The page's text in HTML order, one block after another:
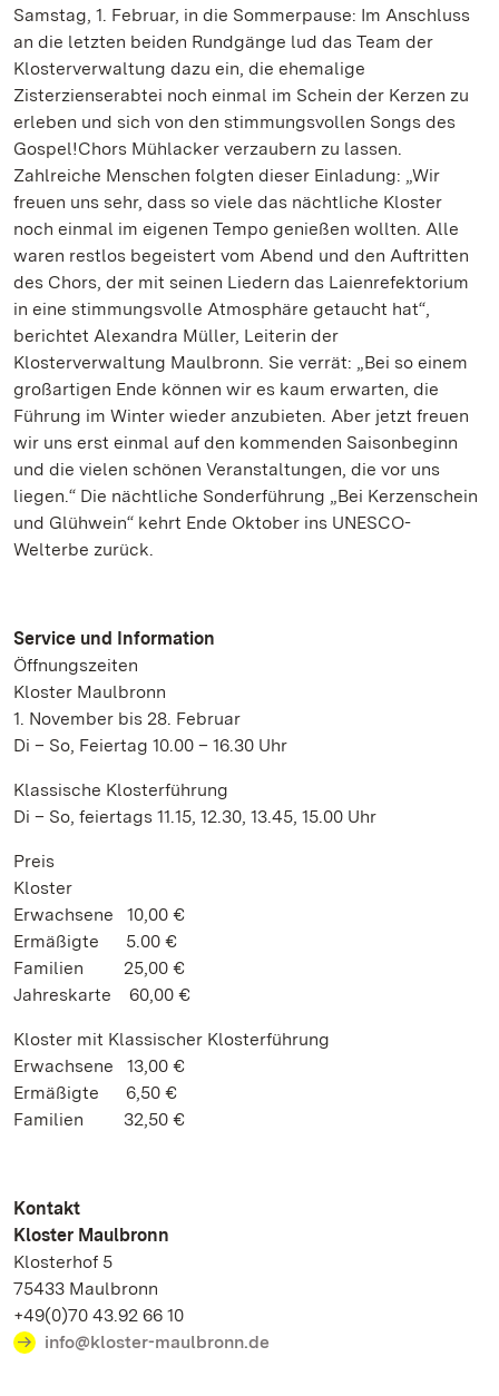
Samstag, 1. Februar, in die Sommerpause: Im Anschluss
an die letzten beiden Rundgänge lud das Team der
Klosterverwaltung dazu ein, die ehemalige
Zisterzienserabtei noch einmal im Schein der Kerzen zu
erleben und sich von den stimmungsvollen Songs des
Gospel!Chors Mühlacker verzaubern zu lassen.
Zahlreiche Menschen folgten dieser Einladung: „Wir
freuen uns sehr, dass so viele das nächtliche Kloster
noch einmal im eigenen Tempo genießen wollten. Alle
waren restlos begeistert vom Abend und den Auftritten
des Chors, der mit seinen Liedern das Laienrefektorium
in eine stimmungsvolle Atmosphäre getaucht hat“,
berichtet Alexandra Müller, Leiterin der
Klosterverwaltung Maulbronn. Sie verrät: „Bei so einem
großartigen Ende können wir es kaum erwarten, die
Führung im Winter wieder anzubieten. Aber jetzt freuen
wir uns erst einmal auf den kommenden Saisonbeginn
und die vielen schönen Veranstaltungen, die vor uns
liegen.“ Die nächtliche Sonderführung „Bei Kerzenschein
und Glühwein“ kehrt Ende Oktober ins UNESCO-
Welterbe zurück.
Service und Information
Öffnungszeiten
Kloster Maulbronn
1. November bis 28. Februar
Di – So, Feiertag 10.00 – 16.30 Uhr
Klassische Klosterführung
Di – So, feiertags 11.15, 12.30, 13.45, 15.00 Uhr
Preis
Kloster
Erwachsene 10,00 €
Ermäßigte 5.00 €
Familien 25,00 €
Jahreskarte 60,00 €
Kloster mit Klassischer Klosterführung
Erwachsene 13,00 €
Ermäßigte 6,50 €
Familien 32,50 €
Kontakt
Kloster Maulbronn
Klosterhof 5
75433 Maulbronn
+49(0)70 43.92 66 10
info@kloster-maulbronn.de